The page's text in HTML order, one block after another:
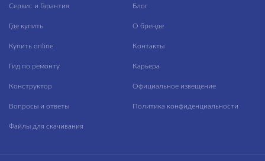
Сервис и Гарантия
Где купить
Купить online
Гид по ремонту
Конструктор
Вопросы и ответы
Файлы для скачивания
Блог
О бренде
Контакты
Карьера
Официальное извещение
Политика конфиденциальности